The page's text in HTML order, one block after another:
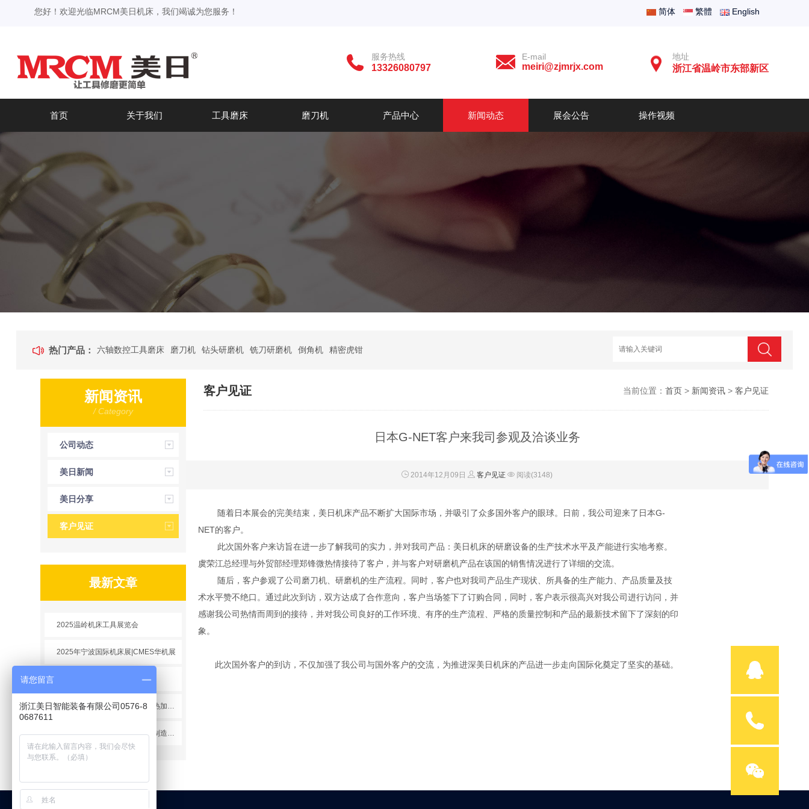
您好！欢迎光临MRCM美日机床，我们竭诚为您服务！ 简体 繁體 English
地址
浙江省温岭市东部新区
E-mail
meiri@zjmrjx.com
服务热线
13326080797
首页 关于我们 工具磨床 磨刀机 产品中心 新闻动态 展会公告 操作视频
热门产品： 六轴数控工具磨床 磨刀机 钻头研磨机 铣刀研磨机 倒角机 精密虎钳
新闻资讯
/ Category
公司动态
美日新闻
美日分享
客户见证
最新文章
2025温岭机床工具展览会
2025年宁波国际机床展|CMES华机展
2025中国（沈阳）国际铸造及热加工展览会
2025第二十三届烟台国际装备制造业博览会
客户见证 当前位置： 首页> 新闻资讯> 客户见证
日本G-NET客户来我司参观及洽谈业务
2014年12月09日 客户见证 阅读(3148)
随着日本展会的完美结束，美日机床产品不断扩大国际市场，并吸引了众多国外客户的眼球。日前，我公司迎来了日本G-
NET的客户。
此次国外客户来访旨在进一步了解我司的实力，并对我司产品：美日机床的研磨设备的生产技术水平及产能进行实地考察。
虞荣江总经理与外贸部经理郑锋微热情接待了客户，并与客户对研磨机产品在该国的销售情况进行了详细的交流。
随后，客户参观了公司磨刀机、研磨机的生产流程。同时，客户也对我司产品生产现状、所具备的生产能力、产品质量及技
术水平赞不绝口。通过此次到访，双方达成了合作意向，客户当场签下了订购合同，同时，客户表示很高兴对我公司进行访问，并
感谢我公司热情而周到的接待，并对我公司良好的工作环境、有序的生产流程、严格的质量控制和产品的最新技术留下了深刻的印
象。
此次国外客户的到访，不仅加强了我公司与国外客户的交流，为推进深美日机床的产品进一步走向国际化奠定了坚实的基础。
请您留言
浙江美日智能装备有限公司0576-8
0687611